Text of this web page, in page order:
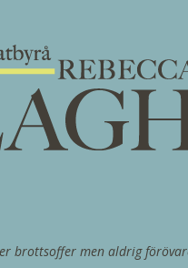
brottsoffer men aldrig